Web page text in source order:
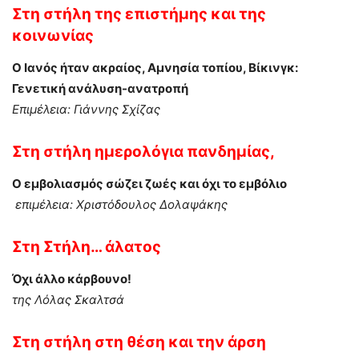
Στη στήλη της επιστήμης και της
κοινωνίας
Ο Ιανός ήταν ακραίος, Αμνησία τοπίου, Βίκινγκ:
Γενετική ανάλυση-ανατροπή
Επιμέλεια: Γιάννης Σχίζας
Στη στήλη ημερολόγια πανδημίας,
Ο εμβολιασμός σώζει ζωές και όχι το εμβόλιο
επιμέλεια: Χριστόδουλος Δολαψάκης
Στη Στήλη… άλατος
Όχι άλλο κάρβουνο!
της Λόλας Σκαλτσά
Στη στήλη στη θέση και την άρση